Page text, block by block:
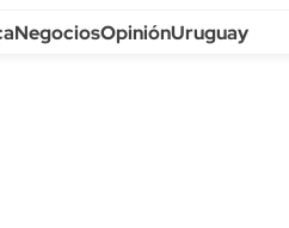
NegociosOpiniónUruguay